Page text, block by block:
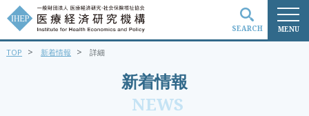
MENU
SEARCH
新着情報
NEWS
TOP > 新着情報 > 詳細